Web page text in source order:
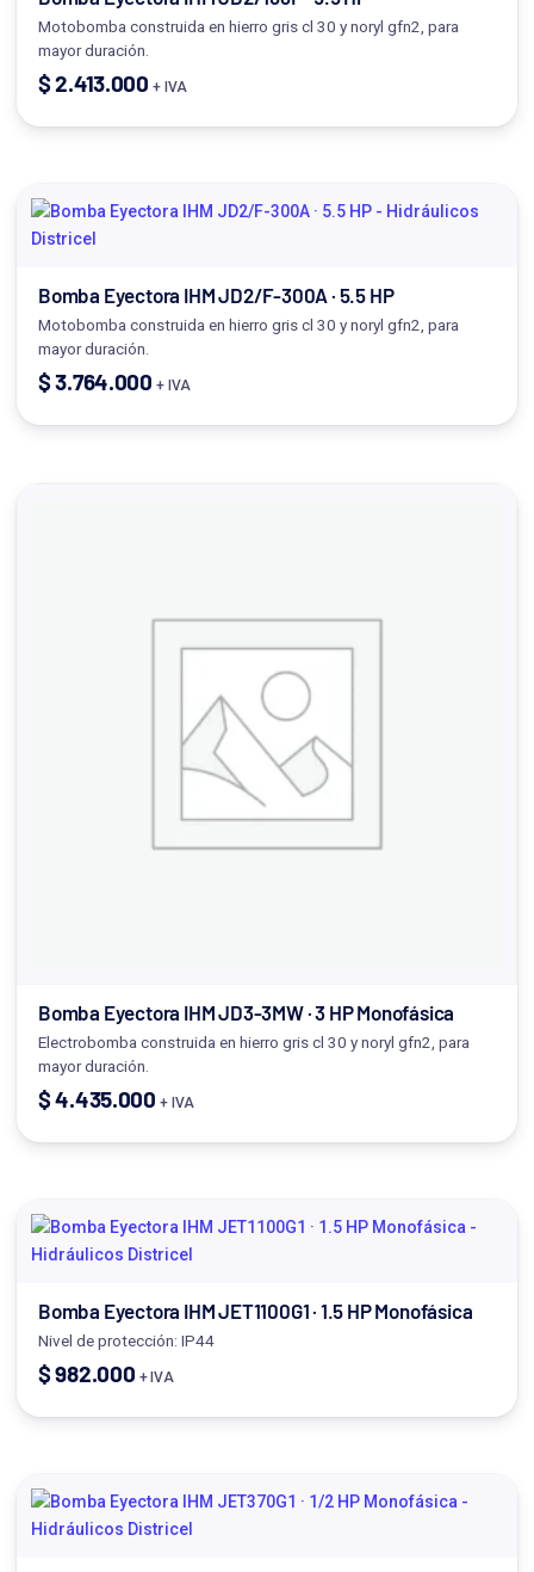
Motobomba construida en hierro gris cl 30 y noryl gfn2, para
mayor duración.
$2.413.000 + IVA
Bomba Eyectora IHM JD2/F-300A · 5.5 HP
Motobomba construida en hierro gris cl 30 y noryl gfn2, para
mayor duración.
$3.764.000 + IVA
Bomba Eyectora IHM JD3-3MW · 3 HP Monofásica
Electrobomba construida en hierro gris cl 30 y noryl gfn2, para
mayor duración.
$4.435.000 + IVA
Bomba Eyectora IHM JET1100G1 · 1.5 HP Monofásica
Nivel de protección: IP44
$982.000 + IVA